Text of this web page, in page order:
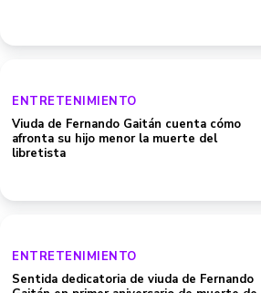
ENTRETENIMIENTO
Viuda de Fernando Gaitán cuenta cómo
afronta su hijo menor la muerte del
libretista
ENTRETENIMIENTO
Sentida dedicatoria de viuda de Fernando